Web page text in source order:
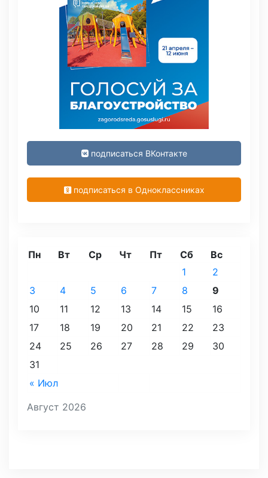
подписаться ВКонтакте
подписаться в Одноклассниках
Август 2026
Пн Вт Ср Чт Пт Сб Вс
« Июл
1
2
3
4 5 6 7 8
9
10
11 12 13 14 15
16
17
18 19 20 21 22
23
24
25 26 27 28 29
30
31